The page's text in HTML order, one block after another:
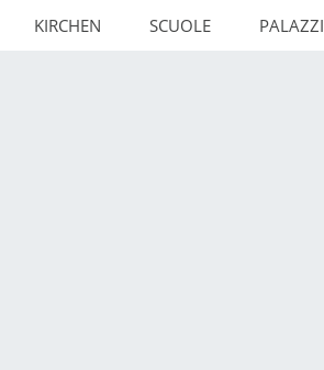
KIRCHEN SCUOLE PALAZZI